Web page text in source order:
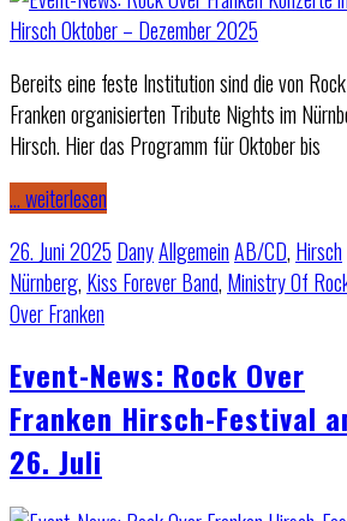
Bereits eine feste Institution sind die von
Franken organisierten Tribute Nights im
Hirsch. Hier das Programm für Oktober bis
… weiterlesen
26. Juni 2025 DanyAllgemeinAB/CD, Hirsch
Nürnberg, Kiss Forever Band, Ministry Of
Over Franken
Event-News: Rock Over
Franken Hirsch-Festival
26. Juli